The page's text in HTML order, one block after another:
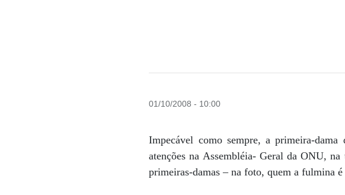
01/10/2008 - 10:00
Impecável como sempre, a primeira-
atenções na Assembléia- Geral da ONU,
primeiras-damas – na foto, quem a fulmina